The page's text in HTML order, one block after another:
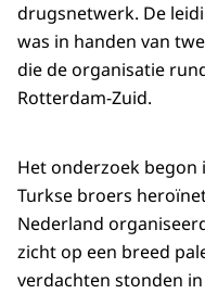
drugsnetwerk. De
was in handen van
die de organisatie
Rotterdam-Zuid.
Het onderzoek
Turkse broers
Nederland
zicht op een breed
verdachten stonden